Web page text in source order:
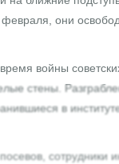
они
войны
стены.
в